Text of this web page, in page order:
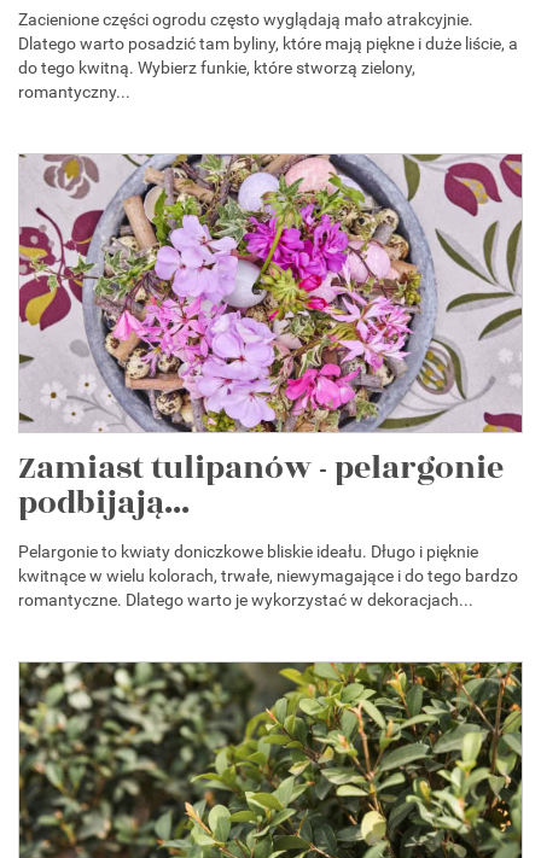
Zacienione części ogrodu często wyglądają mało atrakcyjnie.
Dlatego warto posadzić tam byliny, które mają piękne i duże liście, a
do tego kwitną. Wybierz funkie, które stworzą zielony,
romantyczny...
Zamiast tulipanów - pelargonie
podbijają...
Pelargonie to kwiaty doniczkowe bliskie ideału. Długo i pięknie
kwitnące w wielu kolorach, trwałe, niewymagające i do tego bardzo
romantyczne. Dlatego warto je wykorzystać w dekoracjach...